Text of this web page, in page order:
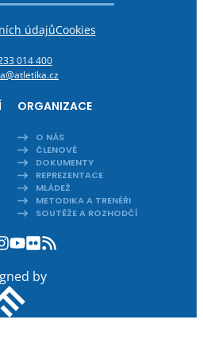
údajůCookies
014 400
ORGANIZACE
O NÁS
ČLENOVÉ
DOKUMENTY
REPREZENTACE
MLÁDEŽ
METODIKA A TRENÉŘI
SOUTĚŽE A ROZHODČÍ
by